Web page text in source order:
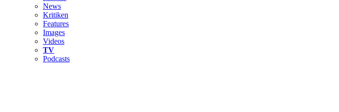
News
Kritiken
Features
Images
Videos
TV
Podcasts